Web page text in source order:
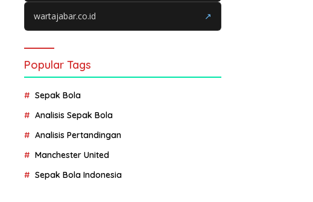
wartajabar.co.id ↗
Popular Tags
Sepak Bola
Analisis Sepak Bola
Analisis Pertandingan
Manchester United
Sepak Bola Indonesia